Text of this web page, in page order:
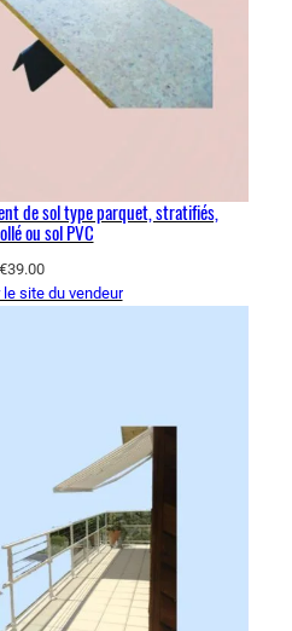
de sol type parquet, stratifiés,
ou sol PVC
€39.00
site du vendeur